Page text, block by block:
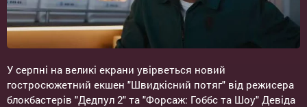
У серпні на великі екрани увірветься новий
гостросюжетний екшен "Швидкісний потяг" від режисера
блокбастерів "Дедпул 2" та "Форсаж: Гоббс та Шоу" Девіда